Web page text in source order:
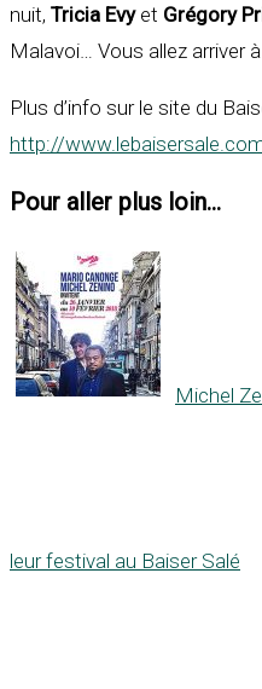
nuit, Tricia Evyet Grégory
Malavoi… Vous allez arriver
Plus d’info sur le site du
http://
Pour aller plus loin...
Michel
leur festival au Baiser Salé